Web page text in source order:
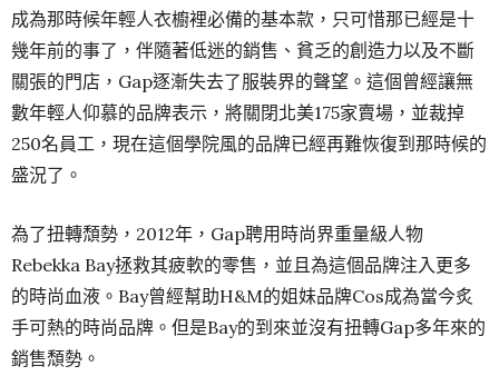
成為那時候年輕人衣櫥裡必備的基本款，只可惜那已經是十
幾年前的事了，伴隨著低迷的銷售、貧乏的創造力以及不斷
關張的門店，Gap逐漸失去了服裝界的聲望。這個曾經讓無
數年輕人仰慕的品牌表示，將關閉北美175家賣場，並裁掉
250名員工，現在這個學院風的品牌已經再難恢復到那時候的
盛況了。
為了扭轉頹勢，2012年，Gap聘用時尚界重量級人物
Rebekka Bay拯救其疲軟的零售，並且為這個品牌注入更多
的時尚血液。Bay曾經幫助H&M的姐妹品牌Cos成為當今炙
手可熱的時尚品牌。但是Bay的到來並沒有扭轉Gap多年來的
銷售頹勢。